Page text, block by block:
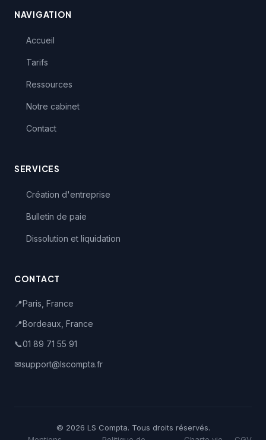
NAVIGATION
Accueil
Tarifs
Ressources
Notre cabinet
Contact
SERVICES
Création d'entreprise
Bulletin de paie
Dissolution et liquidation
CONTACT
📍Paris, France
📍Bordeaux, France
📞01 89 71 55 91
✉support@lscompta.fr
© 2026 LS Compta. Tous droits réservés.